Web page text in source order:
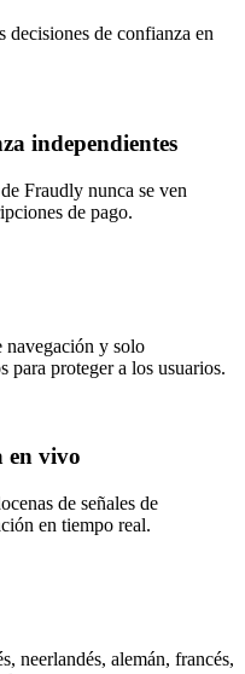
decisiones de confianza en
independientes
Fraudly nunca se ven
de pago.
navegación y solo
para proteger a los usuarios.
en vivo
de señales de
en tiempo real.
neerlandés, alemán, francés,